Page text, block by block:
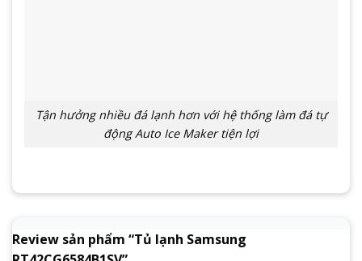
Tận hưởng nhiều đá lạnh hơn với hệ thống làm đá tự
động Auto Ice Maker tiện lợi
Review sản phẩm “Tủ lạnh Samsung